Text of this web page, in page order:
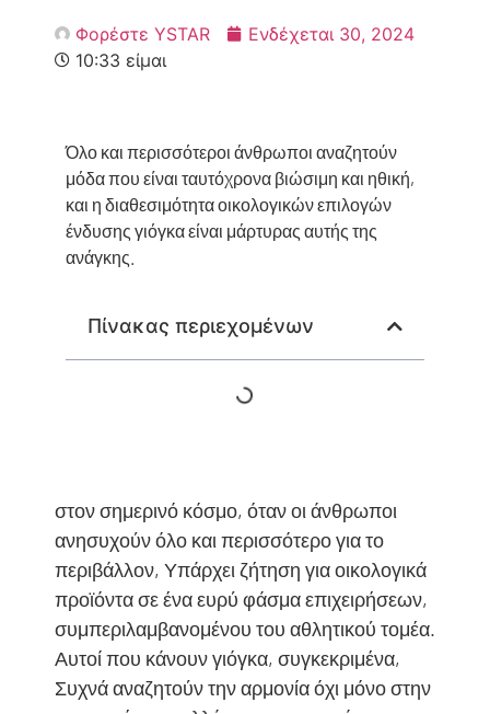
Φορέστε YSTAR
Ενδέχεται 30, 2024
10:33 είμαι
Όλο και περισσότεροι άνθρωποι αναζητούν
μόδα που είναι ταυτόχρονα βιώσιμη και ηθική,
και η διαθεσιμότητα οικολογικών επιλογών
ένδυσης γιόγκα είναι μάρτυρας αυτής της
ανάγκης.
Πίνακας περιεχομένων
στον σημερινό κόσμο, όταν οι άνθρωποι
ανησυχούν όλο και περισσότερο για το
περιβάλλον, Υπάρχει ζήτηση για οικολογικά
προϊόντα σε ένα ευρύ φάσμα επιχειρήσεων,
συμπεριλαμβανομένου του αθλητικού τομέα.
Αυτοί που κάνουν γιόγκα, συγκεκριμένα,
Συχνά αναζητούν την αρμονία όχι μόνο στην